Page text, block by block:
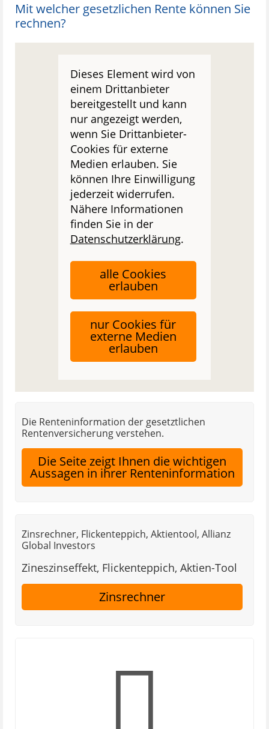
Mit welcher gesetzlichen Rente können Sie
rechnen?
Dieses Element wird von
einem Drittanbieter
bereitgestellt und kann
nur angezeigt werden,
wenn Sie Drittanbieter-
Cookies für externe
Medien erlauben. Sie
können Ihre Einwilligung
jederzeit widerrufen.
Nähere Informationen
finden Sie in der
Datenschutzerklärung.
alle Cookies
erlauben
nur Cookies für
externe Medien
erlauben
Die Renteninformation der gesetztlichen
Rentenversicherung verstehen.
Die Seite zeigt Ihnen die wichtigen
Aussagen in ihrer Renteninformation
Zinsrechner, Flickenteppich, Aktientool, Allianz
Global Investors
Zineszinseffekt, Flickenteppich, Aktien-Tool
Zinsrechner